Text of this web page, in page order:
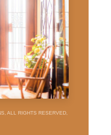
ALL RIGHTS RESERVED,